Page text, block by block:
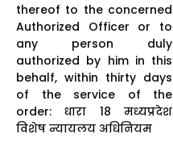
thereof to the concerned
Authorized Officer or to
any person duly
authorized by him in this
behalf, within thirty days
of the service of the
order: धारा 18 मध्यप्रदेश
विशेष न्यायलय अधिनियम